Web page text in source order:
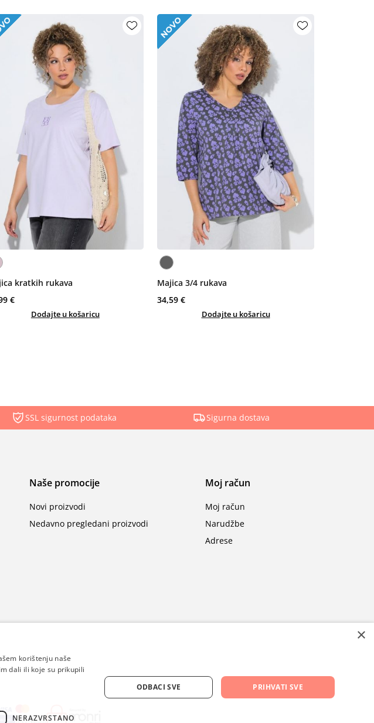
kratkih rukava
€
Dodajte u košaricu
Majica 3/4 rukava
34,59 €
Dodajte u košaricu
SSL sigurnost podataka Sigurna dostava
Naše promocije
Novi proizvodi
Nedavno pregledani proizvodi
Moj račun
Moj račun
Narudžbe
Adrese
×
korištenju naše
dali ili koje su prikupili
NERAZVRSTANO
PRIHVATI SVE
ODBACI SVE